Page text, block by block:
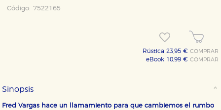
Código: 7522165
Rústica 23,95 €COMPRAR
eBook 10,99 €COMPRAR
Sinopsis
Fred Vargas hace un llamamiento para que cambiemos el rumbo